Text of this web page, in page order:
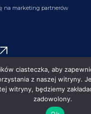
na marketing partnerów
Wszelkie prawa
ciasteczka, aby
z naszej witryny.
witryny, będziemy
zadowolony.